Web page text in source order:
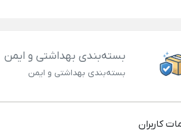
بسته‌بندی بهداشتی و ایمن
بسته‌بندی بهداشتی و ایمن
کاربران